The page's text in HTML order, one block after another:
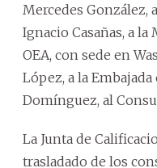
Mercedes González,
Ignacio Casañas, a
OEA, con sede en
López, a la
Domínguez, al
La Junta de
trasladado de los